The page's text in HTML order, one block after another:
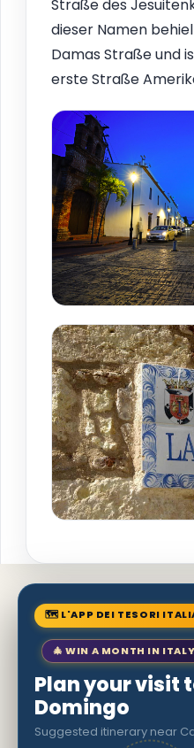
Straße des
dieser Namen
Damas Straße und
erste Straße
🗺 L'APP DEI TESORI
🎄 WIN A MONTH IN
Plan your visit
Domingo
Suggested itinerary near